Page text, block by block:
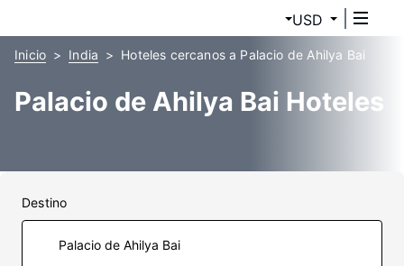
USD
Inicio India Hoteles cercanos a Palacio de Ahilya Bai
Palacio de Ahilya Bai Hoteles
Destino